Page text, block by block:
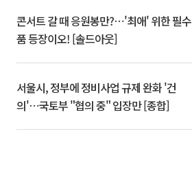
콘서트 갈 때 응원봉만?⋯'최애' 위한 필수
품 등장이오! [솔드아웃]
서울시, 정부에 정비사업 규제 완화 '건
의'⋯국토부 "협의 중" 입장만 [종합]